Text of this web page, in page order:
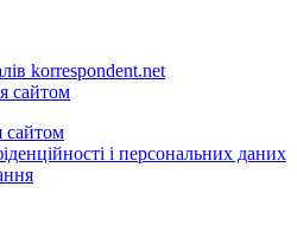
korrespondent.net
сайтом
сайтом
і персональних даних